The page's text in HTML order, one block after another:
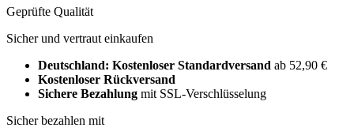
Geprüfte Qualität
Sicher und vertraut einkaufen
Deutschland: Kostenloser Standardversand ab 52,90 €
Kostenloser Rückversand
Sichere Bezahlung mit SSL-Verschlüsselung
Sicher bezahlen mit